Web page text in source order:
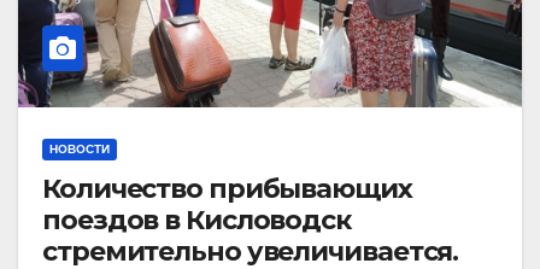
НОВОСТИ
Количество прибывающих
поездов в Кисловодск
стремительно увеличивается.